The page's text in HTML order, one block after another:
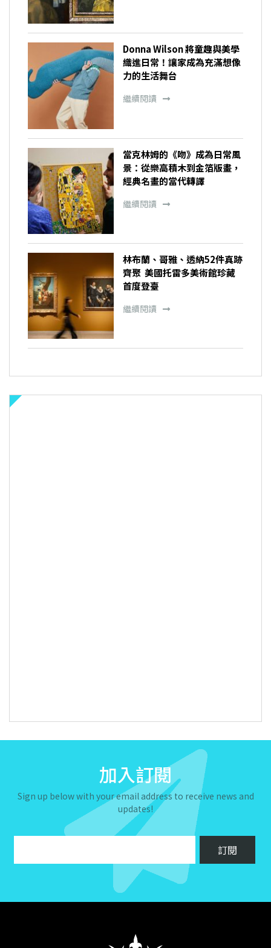
Donna Wilson 將童趣與美學
織進日常！讓家成為充滿想像
力的生活舞台
繼續閱讀
當克林姆的《吻》成為日常風
景：從樂高積木到金箔版畫，
經典名畫的當代轉譯
繼續閱讀
林布蘭、哥雅、透納52件真跡
齊聚 美國托雷多美術館珍藏
首度登臺
繼續閱讀
加入訂閱
Sign up below with your email address to receive news and
updates!